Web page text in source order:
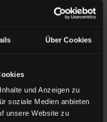
Über Cookies
und Anzeigen zu
soziale Medien anbieten
unsere Website zu
aus Bio-
Verarbeitung und
dieSiebtransferdrucke
und
1 zertifiziert, das